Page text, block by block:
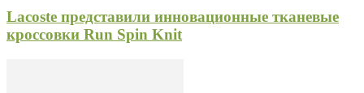
Lacoste представили инновационные тканевые
кроссовки Run Spin Knit